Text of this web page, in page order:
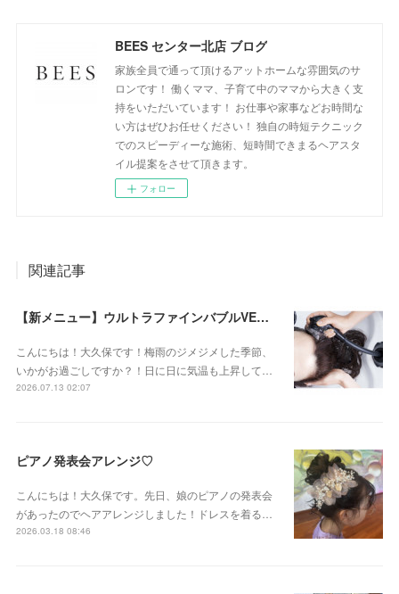
BEES センター北店 ブログ
家族全員で通って頂けるアットホームな雰囲気のサ
ロンです！ 働くママ、子育て中のママから大きく支
持をいただいています！ お仕事や家事などお時間な
い方はぜひお任せください！ 独自の時短テクニック
でのスピーディーな施術、短時間できまるヘアスタ
イル提案をさせて頂きます。
フォロー
関連記事
【新メニュー】ウルトラファインバブルVEENA始めました！
こんにちは！大久保です！梅雨のジメジメした季節、
いかがお過ごしですか？！日に日に気温も上昇して…
2026.07.13 02:07
ピアノ発表会アレンジ♡
こんにちは！大久保です。先日、娘のピアノの発表会
があったのでヘアアレンジしました！ドレスを着る…
2026.03.18 08:46